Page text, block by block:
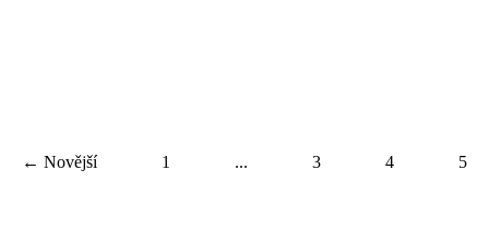
← Novější 1 ... 3 4 5